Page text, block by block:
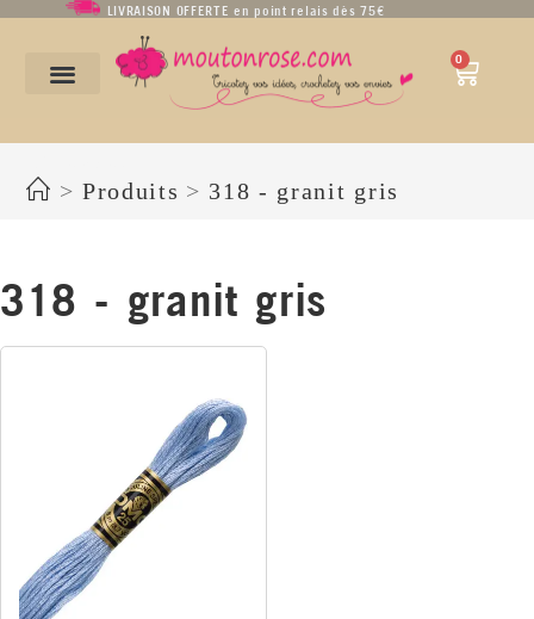
LIVRAISON OFFERTE en point relais dès 75€
0
> Produits > 318 - granit gris
318 - granit gris